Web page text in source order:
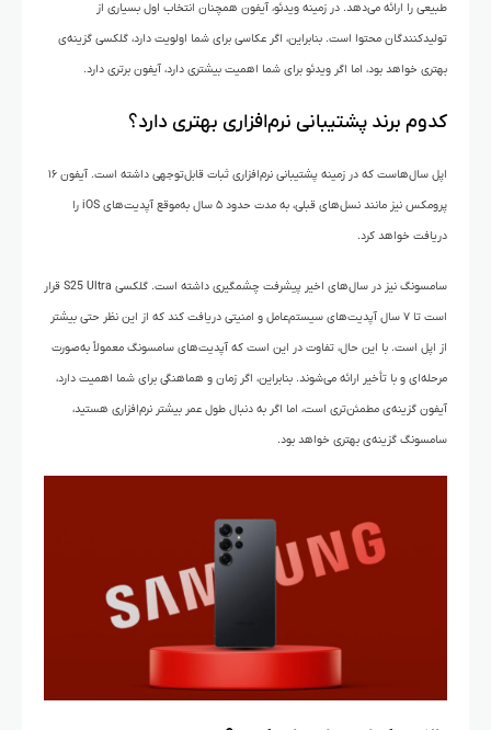
طبیعی را ارائه می‌دهد. در زمینه ویدئو، آیفون همچنان انتخاب اول بسیاری از
تولیدکنندگان محتوا است. بنابراین، اگر عکاسی برای شما اولویت دارد، گلکسی گزینه‌ی
بهتری خواهد بود، اما اگر ویدئو برای شما اهمیت بیشتری دارد، آیفون برتری دارد.
کدوم برند پشتیبانی نرم‌افزاری بهتری دارد؟
اپل سال‌هاست که در زمینه پشتیبانی نرم‌افزاری ثبات قابل‌توجهی داشته است. آیفون ۱۶
پرومکس نیز مانند نسل‌های قبلی، به مدت حدود ۵ سال به‌موقع آپدیت‌های iOS را
دریافت خواهد کرد.
سامسونگ نیز در سال‌های اخیر پیشرفت چشمگیری داشته است. گلکسی S25 Ultra قرار
است تا ۷ سال آپدیت‌های سیستم‌عامل و امنیتی دریافت کند که از این نظر حتی بیشتر
از اپل است. با این حال، تفاوت در این است که آپدیت‌های سامسونگ معمولاً به‌صورت
مرحله‌ای و با تأخیر ارائه می‌شوند. بنابراین، اگر زمان و هماهنگی برای شما اهمیت دارد،
آیفون گزینه‌ی مطمئن‌تری است، اما اگر به دنبال طول عمر بیشتر نرم‌افزاری هستید،
سامسونگ گزینه‌ی بهتری خواهد بود.